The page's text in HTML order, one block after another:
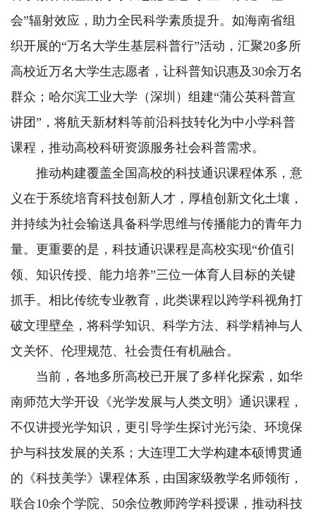
会”辐射效应，助力全民科学素质提升。如海南省组
织开展的“万名大学生基层科普行”活动，汇聚20多所
高校近万名大学生志愿者，让科普知识惠及30余万名
群众；哈尔滨工业大学（深圳）组建“蒲公英科普宣
讲团”，将航天新材料等前沿科技转化为中小学科普
课程，推动高校科研资源服务社会科普需求。
推动构建覆盖全国高校的科技通识课程体系，意
义在于系统培育科技创新人才，厚植创新文化土壤，
并持续为社会输送具备科学思维与传播能力的青年力
量。更重要的是，科技通识课程是高校实现“价值引
领、知识传授、能力培养”三位一体育人目标的关键
抓手。相比传统专业教育，此类课程以跨学科视角打
破文理壁垒，将科学知识、科学方法、科学精神与人
文关怀、伦理规范、社会责任有机融合。
当前，各地多所高校已开展了多样化探索，如华
南师范大学开设《光学发展与人类文明》通识课程，
不仅讲授光学知识，更引导学生探讨光污染、环境保
护与科技发展的关系；大连理工大学构建本硕博贯通
的《科技美学》课程体系，由国家级教学名师领衔，
联合10余个学院、50余位教师跨学科授课，推动科技